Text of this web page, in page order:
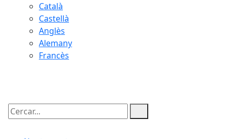
Català
Castellà
Anglès
Alemany
Francès
Cercar: